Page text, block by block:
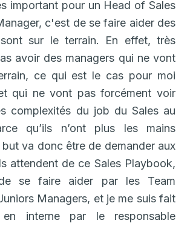
important pour un Head of Sales
c'est de se faire aider des
sur le terrain. En effet, très
avoir des managers qui ne vont
ce qui est le cas pour moi
qui ne vont pas forcément voir
complexités du job du Sales au
qu’ils n’ont plus les mains
va donc être de demander aux
attendent de ce Sales Playbook,
se faire aider par les Team
Managers, et je me suis fait
interne par le responsable